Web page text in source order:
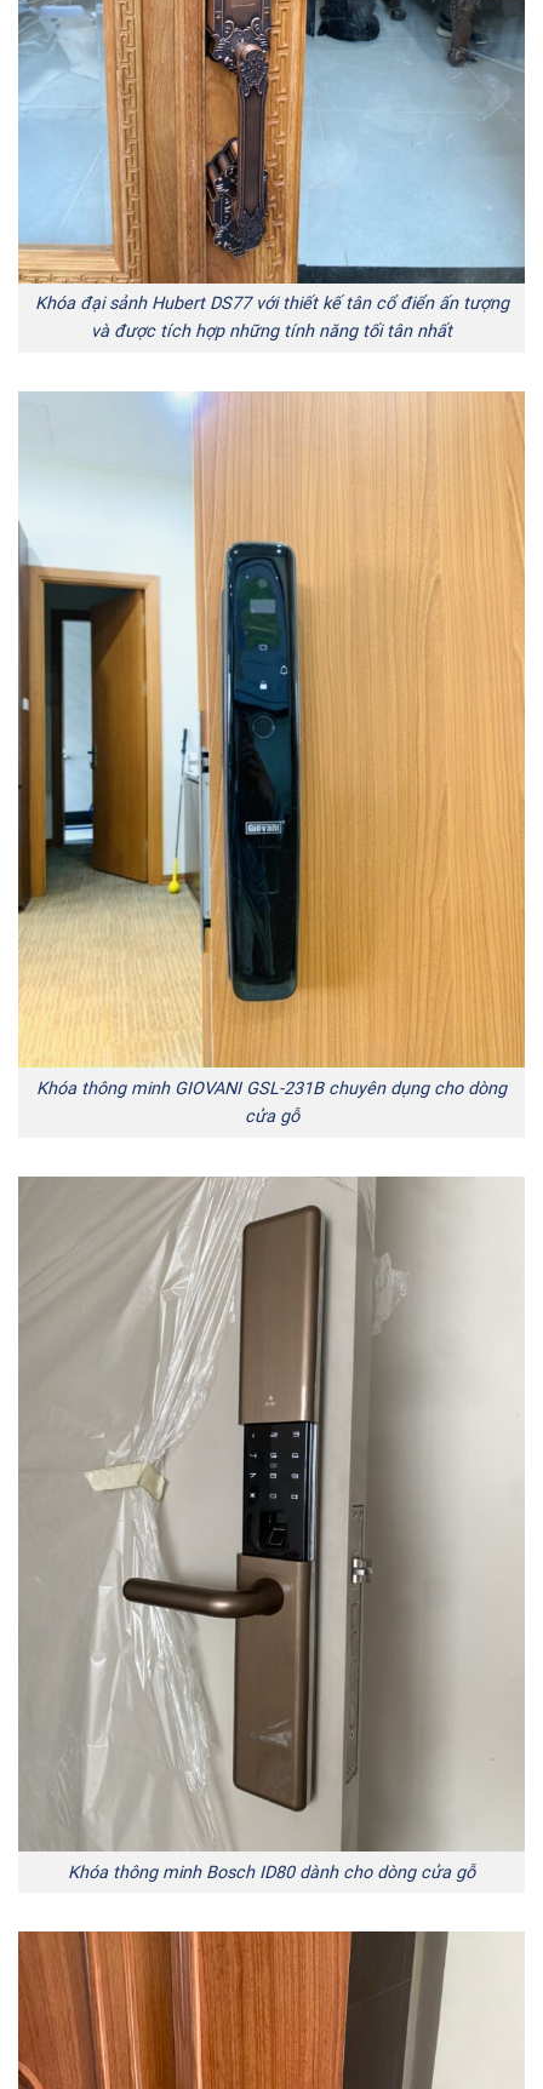
Khóa đại sảnh Hubert DS77 với thiết kế tân cổ điển ấn tượng
và được tích hợp những tính năng tối tân nhất
Khóa thông minh GIOVANI GSL-231B chuyên dụng cho dòng
cửa gỗ
Khóa thông minh Bosch ID80 dành cho dòng cửa gỗ